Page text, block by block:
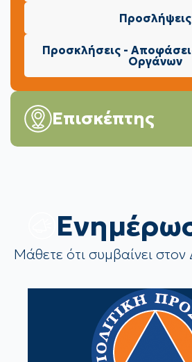
Προσλήψεις
Προσκλήσεις -
Οργάνων
Επισκέπτης
Μάθετε ότι συμβαίνει